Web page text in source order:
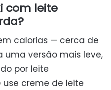
com leite
calorias — cerca de
uma versão mais leve,
por leite
creme de leite